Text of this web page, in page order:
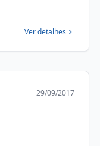
Ver detalhes
29/09/2017